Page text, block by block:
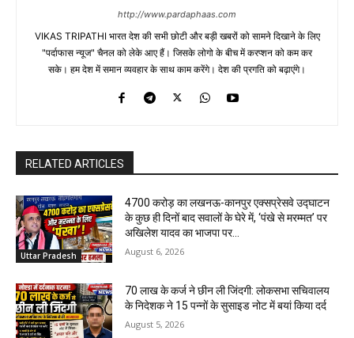
http://www.pardaphaas.com
VIKAS TRIPATHI भारत देश की सभी छोटी और बड़ी खबरों को सामने दिखाने के लिए
"पर्दाफास न्यूज" चैनल को लेके आए हैं। जिसके लोगो के बीच में करप्शन को कम कर
सके। हम देश में समान व्यवहार के साथ काम करेंगे। देश की प्रगति को बढ़ाएंगे।
RELATED ARTICLES
Uttar Pradesh
₹4700 करोड़ का लखनऊ-कानपुर एक्सप्रेसवे उद्घाटन
के कुछ ही दिनों बाद सवालों के घेरे में, ‘पंखे से मरम्मत’ पर
अखिलेश यादव का भाजपा पर...
August 6, 2026
70 लाख के कर्ज ने छीन ली जिंदगी: लोकसभा सचिवालय
के निदेशक ने 15 पन्नों के सुसाइड नोट में बयां किया दर्द
August 5, 2026